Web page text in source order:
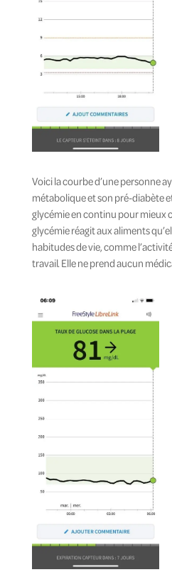
Voici la courbe d’une personne
métabolique et son pré-diabète
glycémie en continu pour mieux
glycémie réagit aux aliments
habitudes de vie, comme
travail. Elle ne prend aucun